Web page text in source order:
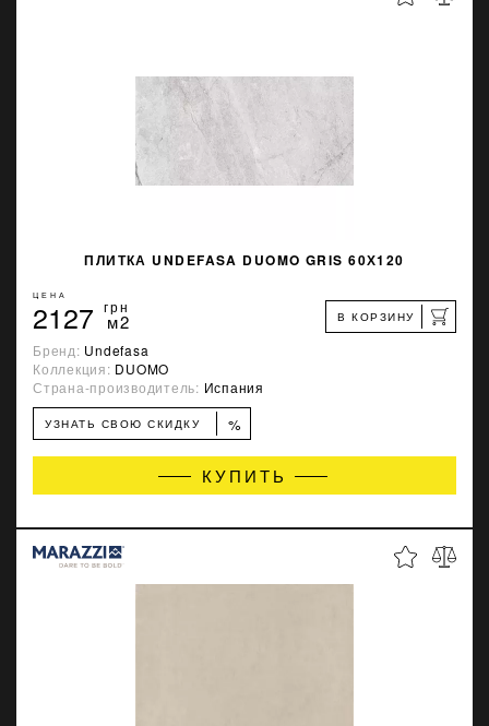
ПЛИТКА UNDEFASA DUOMO GRIS 60Х120
ЦЕНА
2127 грн
м2 В КОРЗИНУ
Бренд: Undefasa
Коллекция: DUOMO
Страна-производитель: Испания
УЗНАТЬ СВОЮ СКИДКУ %
КУПИТЬ